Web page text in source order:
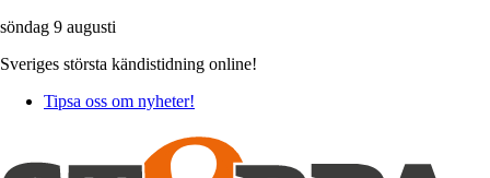
söndag 9 augusti
Sveriges största kändistidning online!
Tipsa oss om nyheter!